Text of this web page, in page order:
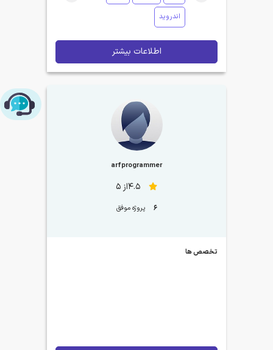
اندروید
اطلاعات بیشتر
arfprogrammer
4.5از 5
6 پروژه موفق
تخصص ها
چت با پشتیبانی پارس‌کدرز